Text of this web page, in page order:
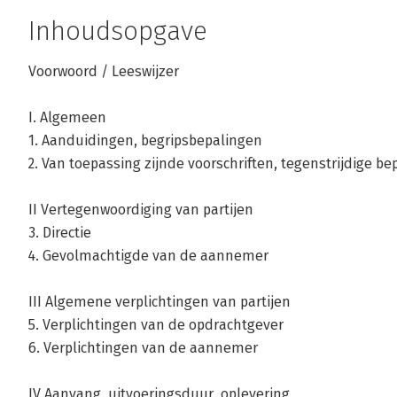
Andere boeken door Evelien
Bekijk alle boeken
Inhoudsopgave
Voorwoord / Leeswijzer
I. Algemeen
1. Aanduidingen, begripsbepalingen
2. Van toepassing zijnde voorschriften, tegenstrijdige
II Vertegenwoordiging van partijen
3. Directie
4. Gevolmachtigde van de aannemer
III Algemene verplichtingen van partijen
5. Verplichtingen van de opdrachtgever
6. Verplichtingen van de aannemer